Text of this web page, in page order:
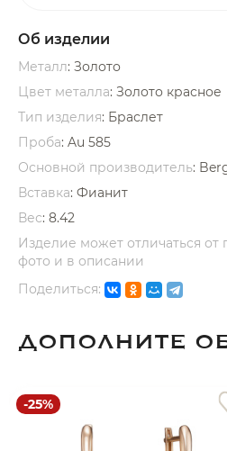
Об изделии
Металл: Золото
Цвет металла: Золото красное
Тип изделия: Браслет
Проба: Au 585
Основной производитель:
Вставка: Фианит
Вес: 8.42
Изделие может отличаться от
фото и в описании
Поделиться:
ДОПОЛНИТЕ
-25%